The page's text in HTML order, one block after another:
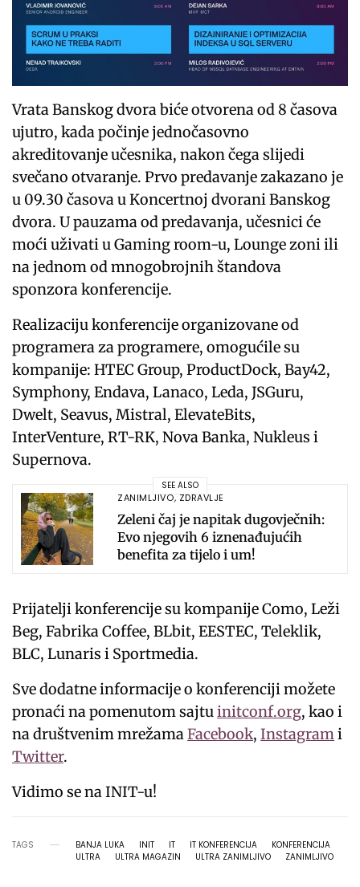
Vrata Banskog dvora biće otvorena od 8 časova
ujutro, kada počinje jednočasovno
akreditovanje učesnika, nakon čega slijedi
svečano otvaranje. Prvo predavanje zakazano je
u 09.30 časova u Koncertnoj dvorani Banskog
dvora. U pauzama od predavanja, učesnici će
moći uživati u Gaming room-u, Lounge zoni ili
na jednom od mnogobrojnih štandova
sponzora konferencije.
Realizaciju konferencije organizovane od
programera za programere, omogućile su
kompanije: HTEC Group, ProductDock, Bay42,
Symphony, Endava, Lanaco, Leda, JSGuru,
Dwelt, Seavus, Mistral, ElevateBits,
InterVenture, RT-RK, Nova Banka, Nukleus i
Supernova.
SEE ALSO
ZANIMLJIVO, ZDRAVLJE
Zeleni čaj je napitak dugovječnih:
Evo njegovih 6 iznenađujućih
benefita za tijelo i um!
Prijatelji konferencije su kompanije Como, Leži
Beg, Fabrika Coffee, BLbit, EESTEC, Teleklik,
BLC, Lunaris i Sportmedia.
Sve dodatne informacije o konferenciji možete
pronaći na pomenutom sajtuinitconf.org, kao i
na društvenim mrežamaFacebook,Instagrami
Twitter.
Vidimo se na INIT-u!
TAGS BANJA LUKA INIT IT IT KONFERENCIJA
KONFERENCIJA
ULTRA
ULTRA MAGAZIN ULTRA ZANIMLJIVO ZANIMLJIVO